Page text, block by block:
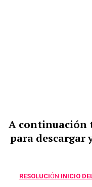
A continuación
para descargar
RESOLUCIÓN INICIO